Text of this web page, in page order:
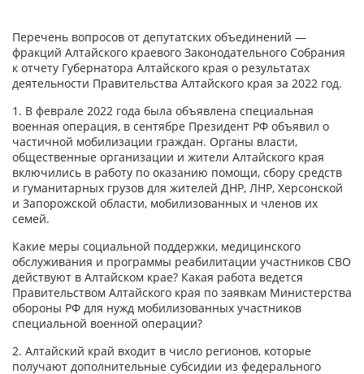
Перечень вопросов от депутатских объединений —
фракций Алтайского краевого Законодательного Собрания
к отчету Губернатора Алтайского края о результатах
деятельности Правительства Алтайского края за 2022 год.
1. В феврале 2022 года была объявлена специальная
военная операция, в сентябре Президент РФ объявил о
частичной мобилизации граждан. Органы власти,
общественные организации и жители Алтайского края
включились в работу по оказанию помощи, сбору средств
и гуманитарных грузов для жителей ДНР, ЛНР, Херсонской
и Запорожской области, мобилизованных и членов их
семей.
Какие меры социальной поддержки, медицинского
обслуживания и программы реабилитации участников СВО
действуют в Алтайском крае? Какая работа ведется
Правительством Алтайского края по заявкам Министерства
обороны РФ для нужд мобилизованных участников
специальной военной операции?
2. Алтайский край входит в число регионов, которые
получают дополнительные субсидии из федерального